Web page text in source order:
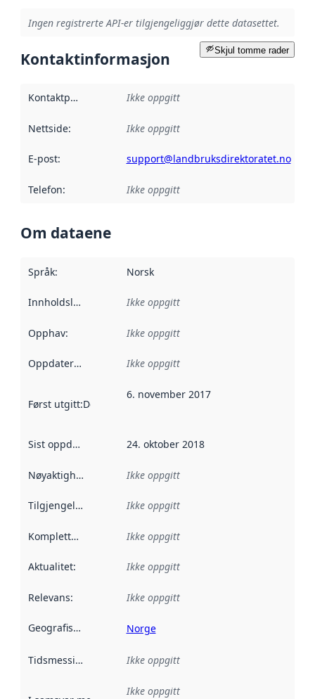
Ingen registrerte API-er tilgjengeliggjør dette datasettet.
Skjul tomme rader
Kontaktinformasjon
Kontaktpunkt Ikke oppgitt
Nettside: Ikke oppgitt
E-post: support@landbruksdirektoratet.no
Telefon: Ikke oppgitt
Om dataene
Språk: Norsk
Innholdsleverandører :
Ikke oppgitt
Opphav: Ikke oppgitt
Oppdateringsfrekvens :
Ikke oppgitt
Først utgitt:Denne datoen sier når dataene i dette
6. november 2017
Sist oppdatert 24. oktober 2018
Nøyaktighet Ikke oppgitt
Tilgjengelighet Ikke oppgitt
Kompletthet Ikke oppgitt
Aktualitet: Ikke oppgitt
Relevans: Ikke oppgitt
Geografisk avgrensning :
Norge
Tidsmessig avgrensning :
Ikke oppgitt
Ikke oppgitt